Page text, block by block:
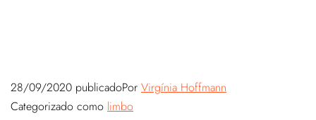
28/09/2020 publicadoPor Virgínia Hoffmann
Categorizado como limbo